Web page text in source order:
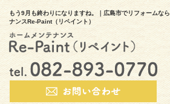
もう9月も終わりになりますね。｜広島市でリフォームな
ナンスRe-Paint（リペイント）